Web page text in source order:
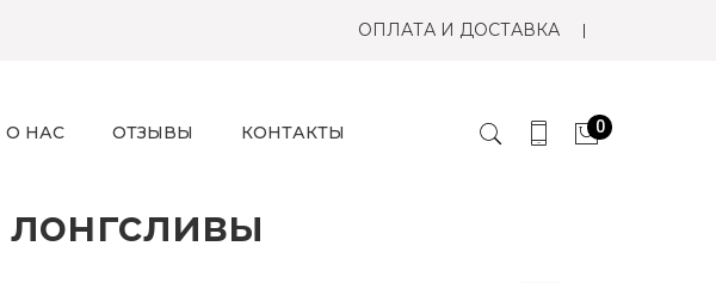
ОПЛАТА И ДОСТАВКА
О НАС ОТЗЫВЫ КОНТАКТЫ 0